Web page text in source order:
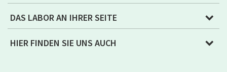
DAS LABOR AN IHRER SEITE
HIER FINDEN SIE UNS AUCH